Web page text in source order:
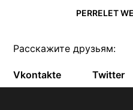
PERRELET
Расскажите друзьям:
Vkontakte Twitter